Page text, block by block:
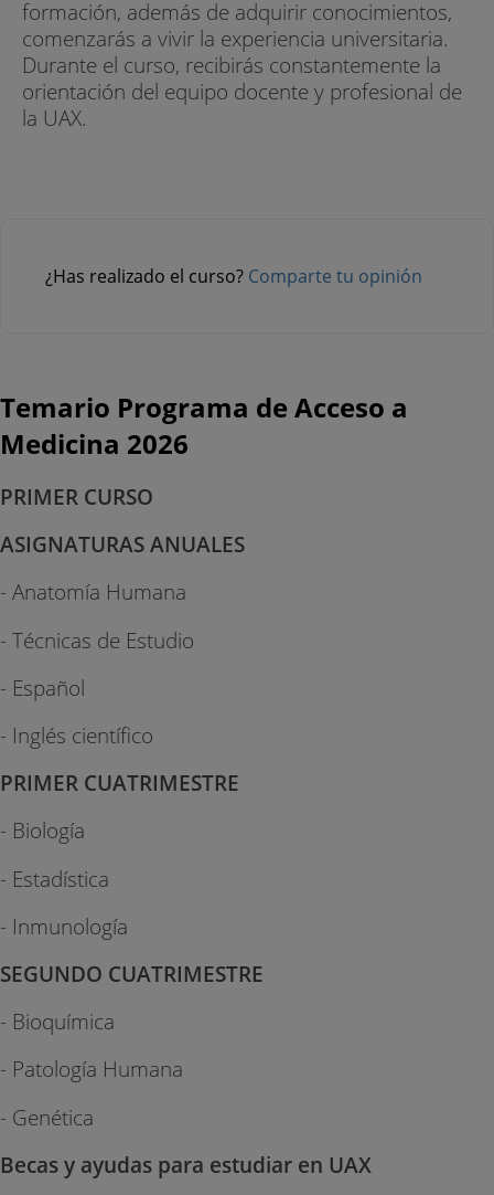
formación, además de adquirir conocimientos,
comenzarás a vivir la experiencia universitaria.
Durante el curso, recibirás constantemente la
orientación del equipo docente y profesional de
la UAX.
¿Has realizado el curso? Comparte tu opinión
Temario Programa de Acceso a
Medicina 2026
PRIMER CURSO
ASIGNATURAS ANUALES
- Anatomía Humana
- Técnicas de Estudio
- Español
- Inglés científico
PRIMER CUATRIMESTRE
- Biología
- Estadística
- Inmunología
SEGUNDO CUATRIMESTRE
- Bioquímica
- Patología Humana
- Genética
Becas y ayudas para estudiar en UAX